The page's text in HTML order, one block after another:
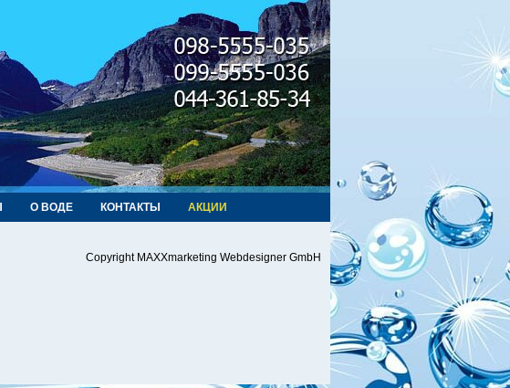
О ВОДЕ КОНТАКТЫ АКЦИИ
Copyright MAXXmarketing Webdesigner GmbH